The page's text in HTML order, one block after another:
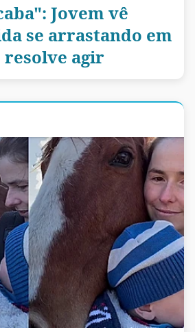
Jovem vê
se arrastando em
resolve agir